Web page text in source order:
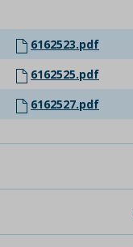
6162523.pdf
6162525.pdf
6162527.pdf